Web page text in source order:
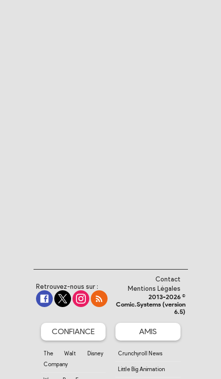
Retrouvez-nous sur :
Contact
Mentions Légales
2013-2026 ©
Comic.Systems (version
6.5)
CONFIANCE
The Walt Disney
Company
AMIS
Crunchyroll News
Little Big Animation